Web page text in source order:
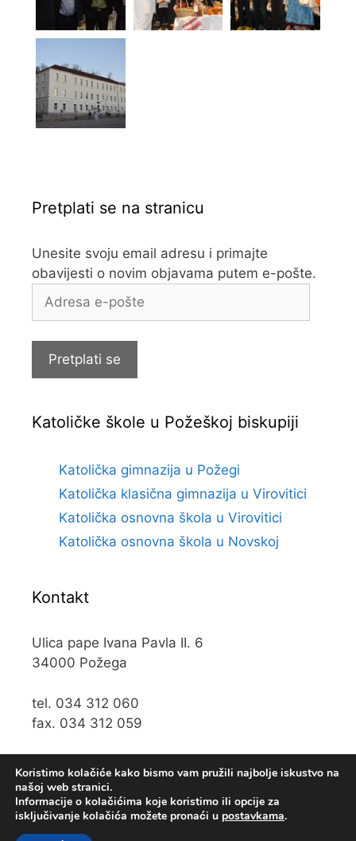
Pretplati se na stranicu
Unesite svoju email adresu i primajte
obavijesti o novim objavama putem e-pošte.
e-
Pretplati se
Katoličke škole u Požeškoj biskupiji
Katolička gimnazija u Požegi
Katolička klasična gimnazija u Virovitici
Katolička osnovna škola u Virovitici
Katolička osnovna škola u Novskoj
Kontakt
Ulica pape Ivana Pavla II. 6
34000 Požega
tel. 034 312 060
fax. 034 312 059
Koristimo kolačiće kako bismo vam pružili najbolje iskustvo na
našoj web stranici.
Informacije o kolačićima koje koristimo ili opcije za
isključivanje kolačića možete pronaći u postavkama.